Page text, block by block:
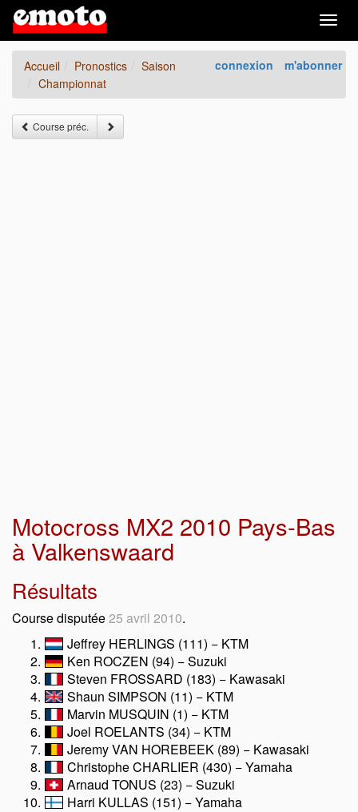
connexion m'abonner
Accueil Pronostics
Saison
Championnat
Course préc.
Motocross MX2 2010 Pays-Bas
à Valkenswaard
Résultats
Course disputée25 avril 2010.
Jeffrey HERLINGS (111) − KTM
Ken ROCZEN (94) − Suzuki
Steven FROSSARD (183) − Kawasaki
Shaun SIMPSON (11) − KTM
Marvin MUSQUIN (1) − KTM
Joel ROELANTS (34) − KTM
Jeremy VAN HOREBEEK (89) − Kawasaki
Christophe CHARLIER (430) − Yamaha
Arnaud TONUS (23) − Suzuki
Harri KULLAS (151) − Yamaha